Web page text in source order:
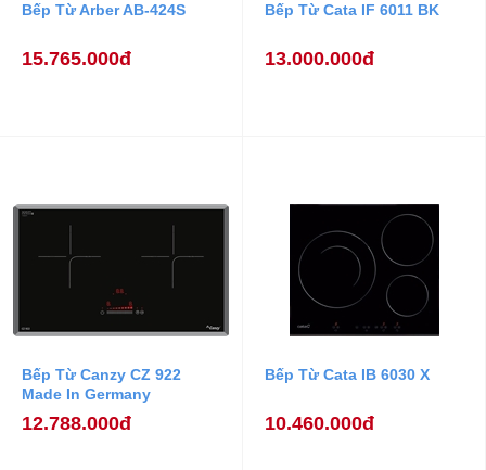
Bếp Từ Arber AB-424S
15.765.000đ
Bếp Từ Cata IF 6011 BK
13.000.000đ
Bếp Từ Canzy CZ 922
Made In Germany
12.788.000đ
Bếp Từ Cata IB 6030 X
10.460.000đ